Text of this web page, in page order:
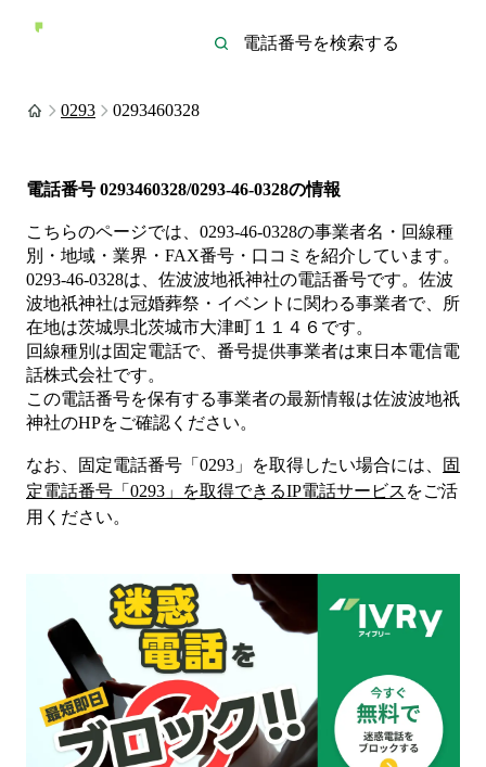
0293 0293460328
電話番号 0293460328/0293-46-0328の情報
こちらのページでは、 0293-46-0328の事業者名・回線種
別・地域・業界・FAX番号・口コミを紹介しています。
0293-46-0328は、 佐波波地祇神社の電話番号です。 佐波
波地祇神社は冠婚葬祭・イベント に関わる事業者で、所
在地は茨城県北茨城市大津町１１４６ です。
回線種別は固定電話で、番号提供事業者は東日本電信電
話株式会社です。
この電話番号を保有する事業者の最新情報は佐波波地祇
神社のHPをご確認ください。
なお、固定電話番号「 0293 」を取得したい場合には、
固
定電話番号「 0293 」を取得できるIP電話サービス をご活
用ください。